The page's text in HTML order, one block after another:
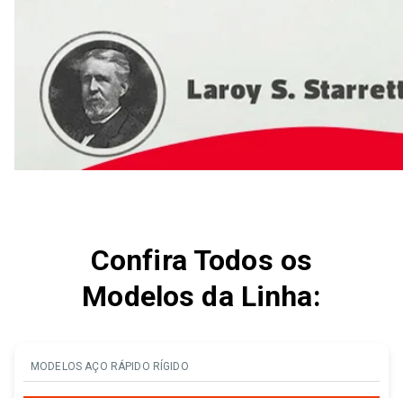
Confira Todos os
Modelos da Linha:
MODELOS AÇO RÁPIDO RÍGIDO